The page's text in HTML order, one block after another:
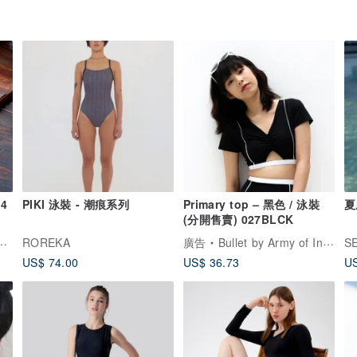
PIKI 泳裝 - 潮痕系列
ROREKA
US$ 74.00
Primary top – 黑色 / 泳裝
(分開售賣) 027BLCK
廣告
Bullet by Army of Interns
US$ 36.73